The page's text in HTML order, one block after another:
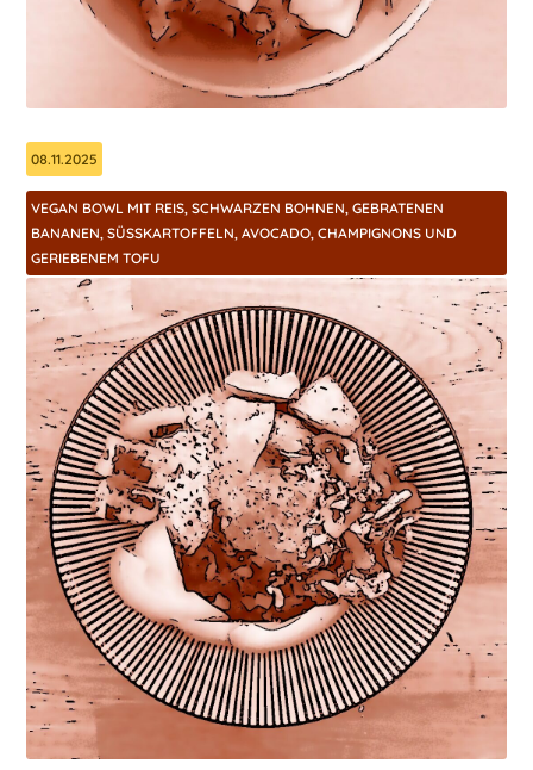
08.11.2025
VEGAN BOWL MIT REIS, SCHWARZEN BOHNEN, GEBRATENEN
BANANEN, SÜSSKARTOFFELN, AVOCADO, CHAMPIGNONS UND G
ERIEBENEM TOFU